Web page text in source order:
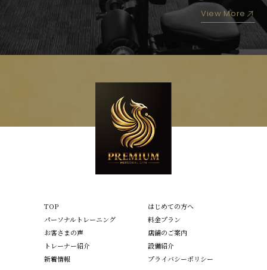
View More
TOP
はじめての方へ
パーソナルトレーニング
料金プラン
お客さまの声
店舗のご案内
トレーナー紹介
設備紹介
新着情報
プライバシーポリシー